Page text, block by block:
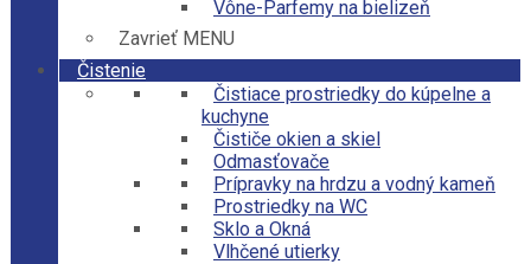
Vône-Parfemy na bielizeň
Zavrieť MENU
Čistenie
Čistiace prostriedky do kúpelne a
kuchyne
Čističe okien a skiel
Odmasťovače
Prípravky na hrdzu a vodný kameň
Prostriedky na WC
Sklo a Okná
Vlhčené utierky